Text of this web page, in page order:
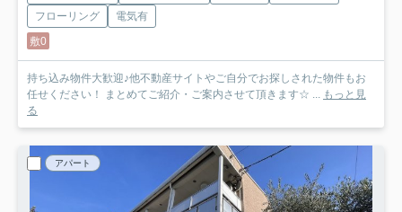
フローリング
電気有
敷0
持ち込み物件大歓迎♪他不動産サイトやご自分でお探しされた物件もお
任せください！ まとめてご紹介・ご案内させて頂きます☆ ...
もっと見
る
アパート